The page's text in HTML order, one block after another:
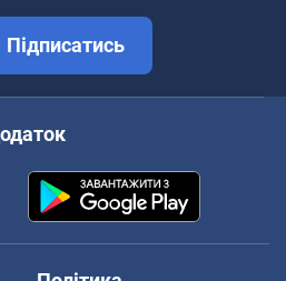
Підписатись